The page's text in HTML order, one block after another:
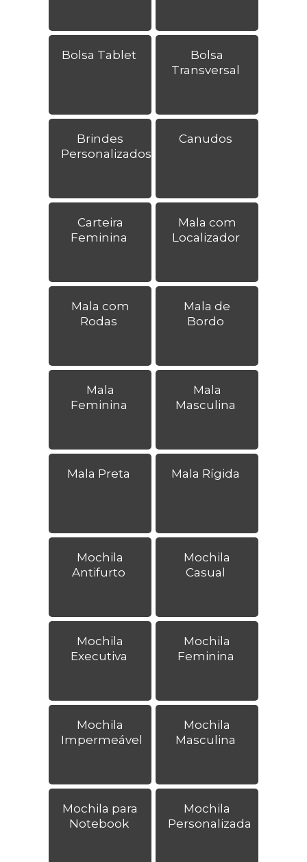
Bolsa Tablet
Bolsa
Transversal
Brindes
Personalizados
Canudos
Carteira
Feminina
Mala com
Localizador
Mala com
Rodas
Mala de
Bordo
Mala
Feminina
Mala
Masculina
Mala Preta Mala Rígida
Mochila
Antifurto
Mochila
Casual
Mochila
Executiva
Mochila
Feminina
Mochila
Impermeável
Mochila
Masculina
Mochila para
Notebook
Mochila
Personalizada